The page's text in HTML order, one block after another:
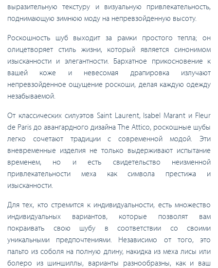
выразительную текстуру и визуальную привлекательность,
поднимающую зимнюю моду на непревзойденную высоту.
Роскошность шуб выходит за рамки простого тепла; он
олицетворяет стиль жизни, который является синонимом
изысканности и элегантности. Бархатное прикосновение к
вашей коже и невесомая драпировка излучают
непревзойденное ощущение роскоши, делая каждую одежду
незабываемой.
От классических силуэтов Saint Laurent, Isabel Marant и Fleur
de Paris до авангардного дизайна The Attico, роскошные шубы
легко сочетают традиции с современной модой. Эти
вневременные изделия не только выдерживают испытание
временем, но и есть свидетельство неизменной
привлекательности меха как символа престижа и
изысканности.
Для тех, кто стремится к индивидуальности, есть множество
индивидуальных вариантов, которые позволят вам
покраивать свою шубу в соответствии со своими
уникальными предпочтениями. Независимо от того, это
пальто из соболя на полную длину, накидка из меха лисы или
болеро из шиншиллы, варианты разнообразны, как и ваш